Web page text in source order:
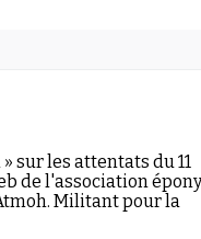
sur les attentats du 11
de l'association
Militant pour la